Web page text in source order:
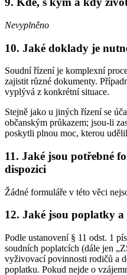
Nevyplněno
10. Jaké doklady je
Soudní řízení je komplexní
zajistit různé dokumenty.
vyplývá z konkrétní situace.
Stejně jako u jiných řízení se
občanským průkazem; jsou-li
poskytli plnou moc, kterou
11. Jaké jsou potřebné
dispozici
Žádné formuláře v této věci
12. Jaké jsou poplatky
Podle ustanovení § 11 odst. 1
soudních poplatcích (dále jen
vyživovací povinnosti rodičů a
poplatku. Pokud nejde o